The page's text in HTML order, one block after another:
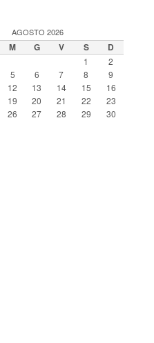
AGOSTO 2026
M G V S D
1
2
5 6 7 8
9
12 13 14 15
16
19 20 21 22
23
26 27 28 29
30